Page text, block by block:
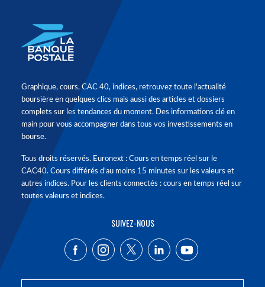
Graphique, cours, CAC 40, indices, retrouvez toute l'actualité
boursière en quelques clics mais aussi des articles et dossiers
complets sur les tendances du moment. Des informations clé en
main pour vous accompagner dans tous vos investissements en
bourse.
Tous droits réservés. Euronext : Cours en temps réel sur le
CAC40. Cours différés d'au moins 15 minutes sur les valeurs et
autres indices. Pour les clients connectés : cours en temps réel sur
toutes valeurs et indices.
SUIVEZ-NOUS